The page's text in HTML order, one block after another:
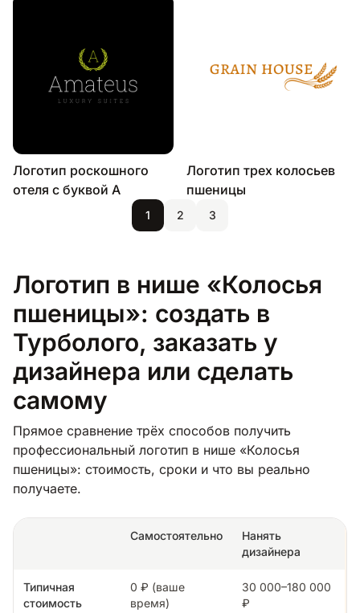
Логотип роскошного
отеля с буквой А
Логотип трех колосьев
пшеницы
1 2 3
Логотип в нише «Колосья
пшеницы»: создать в
Турболого, заказать у
дизайнера или сделать
самому
Прямое сравнение трёх способов получить
профессиональный логотип в нише «Колосья
пшеницы»: стоимость, сроки и что вы реально
получаете.
Самостоятельно
Нанять
дизайнера
Типичная
стоимость
0 ₽ (ваше
время)
30 000–180 000
₽